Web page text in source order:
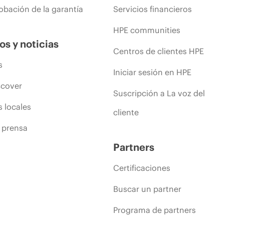
de la garantía
y noticias
locales
prensa
Servicios financieros
HPE communities
Centros de clientes HPE
Iniciar sesión en HPE
Suscripción a La voz del
cliente
Partners
Certificaciones
Buscar un partner
Programa de partners